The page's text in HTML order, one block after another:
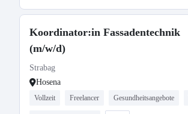
Koordinator:in Fassadentechnik
(m/w/d)
Strabag
Hosena
Vollzeit Freelancer Gesundheitsangebote